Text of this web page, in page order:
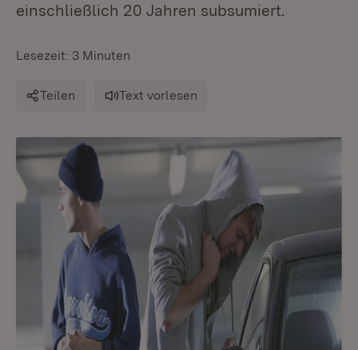
einschließlich 20 Jahren subsumiert.
Lesezeit: 3 Minuten
Teilen Text vorlesen